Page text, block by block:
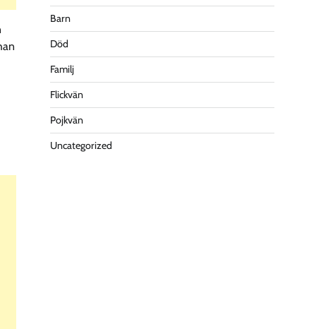
Barn
Död
Familj
Flickvän
Pojkvän
Uncategorized